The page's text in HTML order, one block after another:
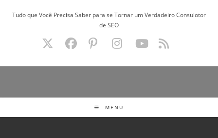
paraTudo que Você Precisa Saber para se Tornar um Verdadeiro Consulotor
de SEO
MENU